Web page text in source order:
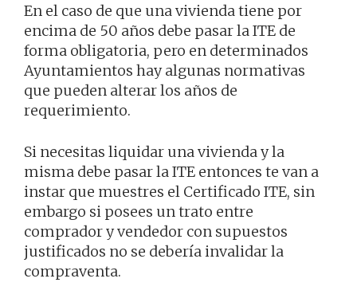
En el caso de que una vivienda tiene por
encima de 50 años debe pasar la ITE de
forma obligatoria, pero en determinados
Ayuntamientos hay algunas normativas
que pueden alterar los años de
requerimiento.
Si necesitas liquidar una vivienda y la
misma debe pasar la ITE entonces te van a
instar que muestres el Certificado ITE, sin
embargo si posees un trato entre
comprador y vendedor con supuestos
justificados no se debería invalidar la
compraventa.